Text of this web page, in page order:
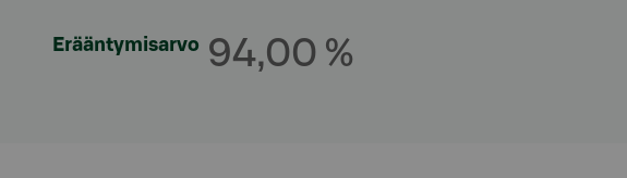
Erääntymisarvo 94,00 %